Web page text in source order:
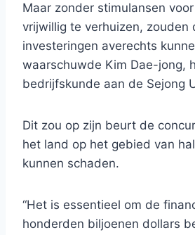
Maar zonder stimulansen
vrijwillig te verhuizen, zouden
investeringen averechts
waarschuwde Kim Dae-jong,
bedrijfskunde aan de Sejong
Dit zou op zijn beurt de
het land op het gebied van
kunnen schaden.
“Het is essentieel om de
honderden biljoenen dollars